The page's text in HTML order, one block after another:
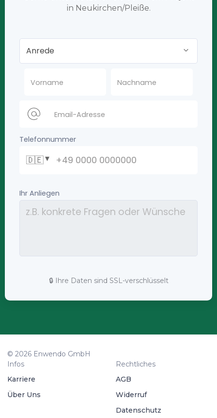
in Neukirchen/Pleiße.
🔒 Ihre Daten sind SSL-verschlüsselt
© 2026 Enwendo GmbH
Infos
Karriere
Über Uns
Rechtliches
AGB
Widerruf
Datenschutz